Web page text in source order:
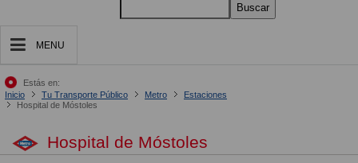
Buscar
MENU
Estás en:
Inicio
Tu Transporte Público Metro
Estaciones
Hospital de Móstoles
Hospital de Móstoles